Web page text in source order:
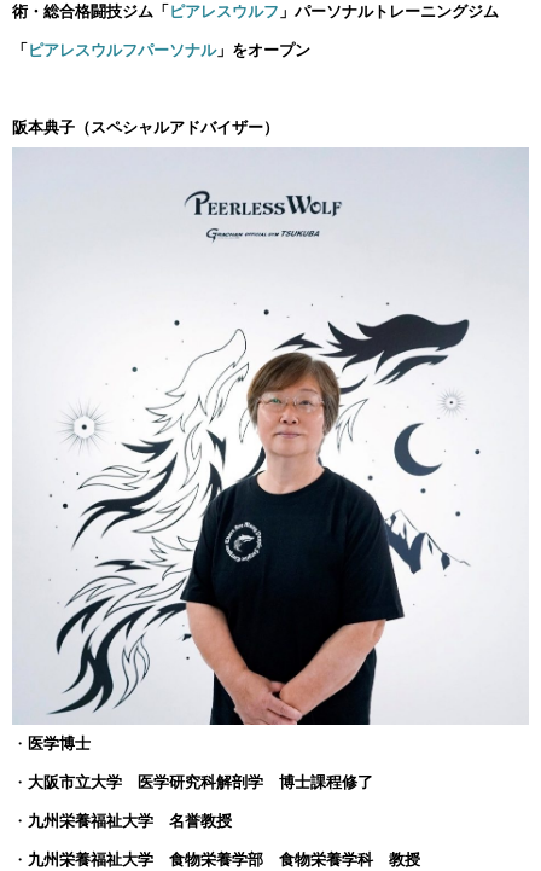
術・総合格闘技ジム「 ピアレスウルフ 」パーソナルトレーニングジム
「 ピアレスウルフパーソナル」をオープン
阪本典子（スペシャルアドバイザー）
・ 医学博士
・ 大阪市立大学 医学研究科解剖学 博士課程修了
・ 九州栄養福祉大学 名誉教授
・ 九州栄養福祉大学 食物栄養学部 食物栄養学科 教授